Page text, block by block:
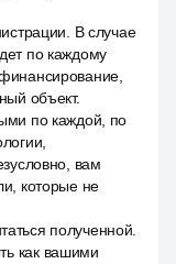
В случае
по каждому
объект.
по каждой, по
вам
которые не
полученной.
как вашими